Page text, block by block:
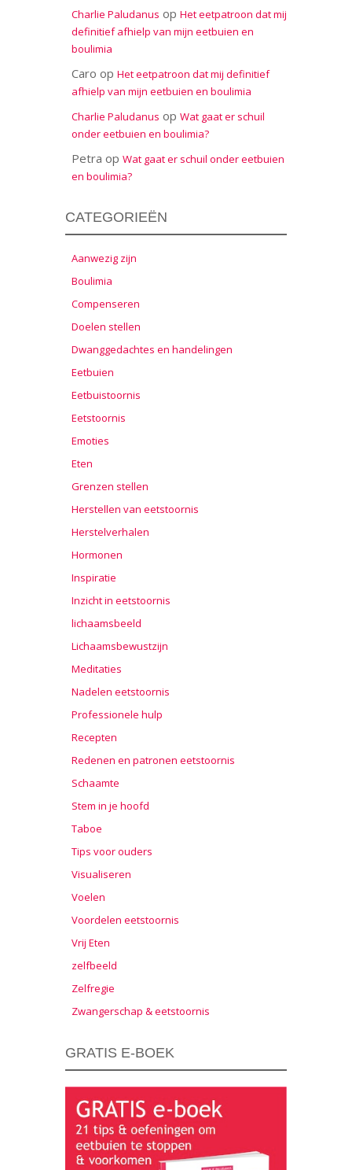
Charlie Paludanus op Het eetpatroon dat mij
definitief afhielp van mijn eetbuien en
boulimia
Caro op Het eetpatroon dat mij definitief
afhielp van mijn eetbuien en boulimia
Charlie Paludanus op Wat gaat er schuil
onder eetbuien en boulimia?
Petra op Wat gaat er schuil onder eetbuien
en boulimia?
CATEGORIEËN
Aanwezig zijn
Boulimia
Compenseren
Doelen stellen
Dwanggedachtes en handelingen
Eetbuien
Eetbuistoornis
Eetstoornis
Emoties
Eten
Grenzen stellen
Herstellen van eetstoornis
Herstelverhalen
Hormonen
Inspiratie
Inzicht in eetstoornis
lichaamsbeeld
Lichaamsbewustzijn
Meditaties
Nadelen eetstoornis
Professionele hulp
Recepten
Redenen en patronen eetstoornis
Schaamte
Stem in je hoofd
Taboe
Tips voor ouders
Visualiseren
Voelen
Voordelen eetstoornis
Vrij Eten
zelfbeeld
Zelfregie
Zwangerschap & eetstoornis
GRATIS E-BOEK